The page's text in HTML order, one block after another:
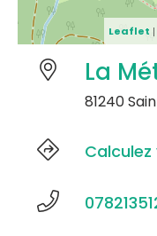
Leaflet
La
81240